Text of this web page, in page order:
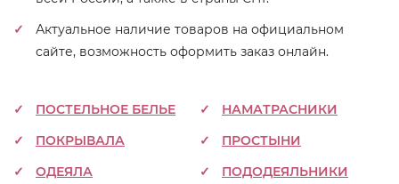
Актуальное наличие товаров на официальном
сайте, возможность оформить заказ онлайн.
ПОСТЕЛЬНОЕ БЕЛЬЕ
ПОКРЫВАЛА
ОДЕЯЛА
НАМАТРАСНИКИ
ПРОСТЫНИ
ПОДОДЕЯЛЬНИКИ